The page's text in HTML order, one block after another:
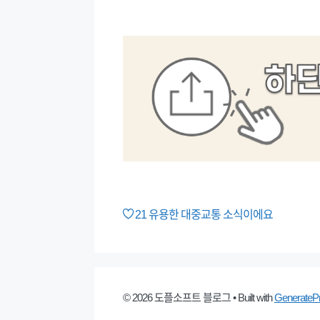
21유용한 대중교통 소식이에요
© 2026 도플소프트 블로그• Built with